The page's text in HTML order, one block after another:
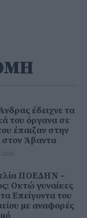
έδειχνε τα
του όργανα σε
έπαιζαν στην
στον Άβαντα
ΠΟΕΔΗΝ –
Οκτώ γυναίκες
Επείγοντα του
με αναφορές